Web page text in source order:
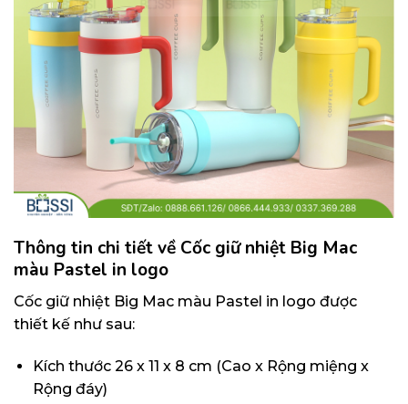
Thông tin chi tiết về Cốc giữ nhiệt Big Mac
màu Pastel in logo
Cốc giữ nhiệt Big Mac màu Pastel in logo được
thiết kế như sau:
Kích thước 26 x 11 x 8 cm (Cao x Rộng miệng x
Rộng đáy)